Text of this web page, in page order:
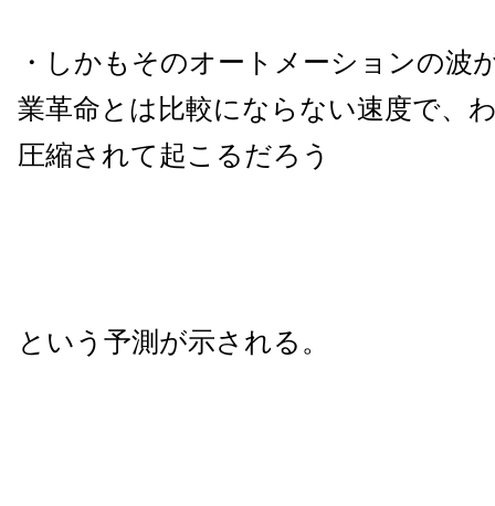
・しかもそのオートメーションの波
業革命とは比較にならない速度で、
圧縮されて起こるだろう
という予測が示される。